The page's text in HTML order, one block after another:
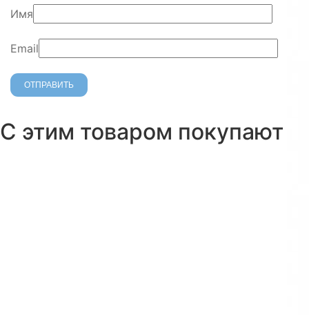
Имя
Email
С этим товаром покупают